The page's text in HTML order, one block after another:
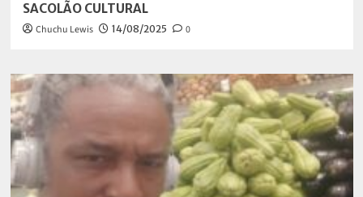
SACOLÃO CULTURAL
Chuchu Lewis 14/08/2025 0